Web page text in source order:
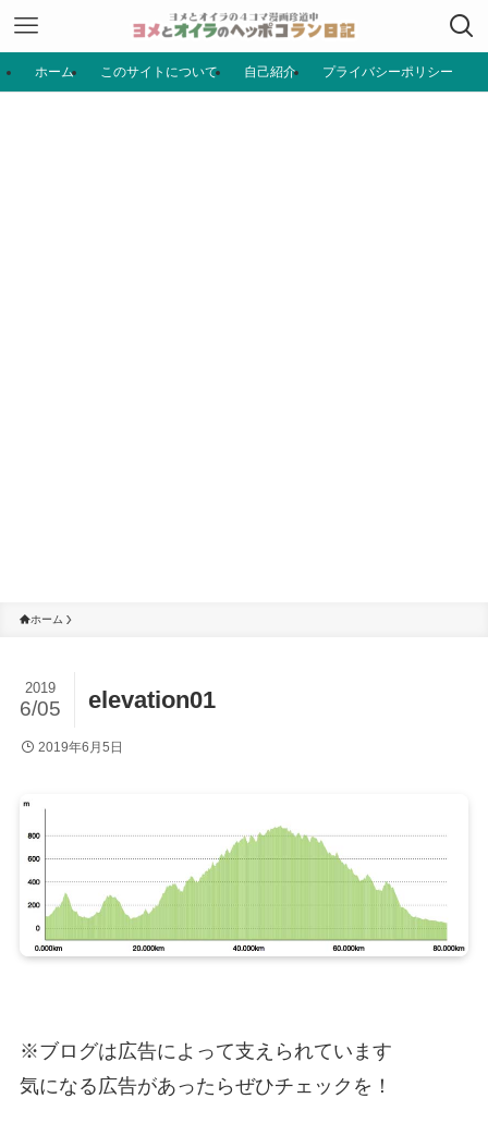
ホーム このサイトについて 自己紹介 プライバシーポリシー
ホーム
elevation01
2019
6/05
2019年6月5日
※ブログは広告によって支えられています
気になる広告があったらぜひチェックを！